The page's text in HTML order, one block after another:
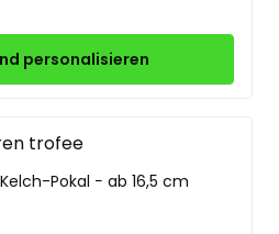
personalisieren
Pokal − ab 16,5 cm